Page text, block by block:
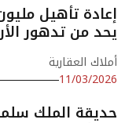
إعادة تأهيل
يحد من تدهور
أملاك العقارية
11/03/2026
حديقة الملك